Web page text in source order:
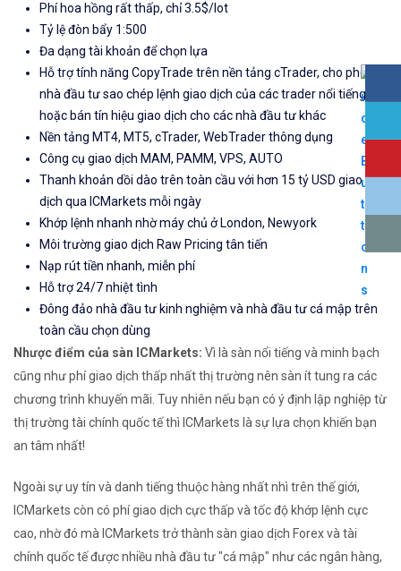
Phí hoa hồng rất thấp, chỉ 3.5$/lot
Tỷ lệ đòn bẩy 1:500
Đa dạng tài khoản để chọn lựa
Hỗ trợ tính năng CopyTrade trên nền tảng cTrader, cho phép
nhà đầu tư sao chép lệnh giao dịch của các trader nổi tiếng
hoặc bán tín hiệu giao dịch cho các nhà đầu tư khác
Nền tảng MT4, MT5, cTrader, WebTrader thông dụng
Công cụ giao dịch MAM, PAMM, VPS, AUTO
Thanh khoản dồi dào trên toàn cầu với hơn 15 tỷ USD giao
dịch qua ICMarkets mỗi ngày
Khớp lệnh nhanh nhờ máy chủ ở London, Newyork
Môi trường giao dịch Raw Pricing tân tiến
Nạp rút tiền nhanh, miễn phí
Hỗ trợ 24/7 nhiệt tình
Đông đảo nhà đầu tư kinh nghiệm và nhà đầu tư cá mập trên
toàn cầu chọn dùng
Nhược điểm của sàn ICMarkets: Vì là sàn nổi tiếng và minh bạch
cũng như phí giao dịch thấp nhất thị trường nên sàn ít tung ra các
chương trình khuyến mãi. Tuy nhiên nếu bạn có ý định lập nghiệp từ
thị trường tài chính quốc tế thì ICMarkets là sự lựa chọn khiến bạn
an tâm nhất!
Ngoài sự uy tín và danh tiếng thuộc hàng nhất nhì trên thế giới,
ICMarkets còn có phí giao dịch cực thấp và tốc độ khớp lệnh cực
cao, nhờ đó mà ICMarkets trở thành sàn giao dịch Forex và tài
chính quốc tế được nhiều nhà đầu tư "cá mập" như các ngân hàng,